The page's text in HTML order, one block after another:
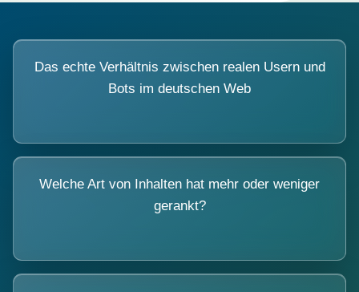
Das echte Verhältnis zwischen realen Usern und
Bots im deutschen Web
Welche Art von Inhalten hat mehr oder weniger
gerankt?